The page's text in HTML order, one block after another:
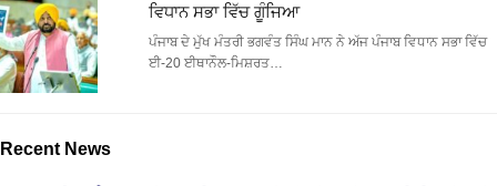
ਵਿਧਾਨ ਸਭਾ ਵਿੱਚ ਗੂੰਜਿਆ
ਪੰਜਾਬ ਦੇ ਮੁੱਖ ਮੰਤਰੀ ਭਗਵੰਤ ਸਿੰਘ ਮਾਨ ਨੇ ਅੱਜ ਪੰਜਾਬ ਵਿਧਾਨ ਸਭਾ ਵਿੱਚ
ਈ-20 ਈਥਾਨੌਲ-ਮਿਸ਼ਰਤ…
Recent News